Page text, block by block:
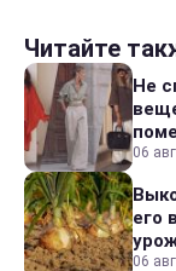
Читайте
Не
06
его
06